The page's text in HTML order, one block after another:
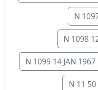
N
N 1098
N 1099 14 JAN 1967
N 11